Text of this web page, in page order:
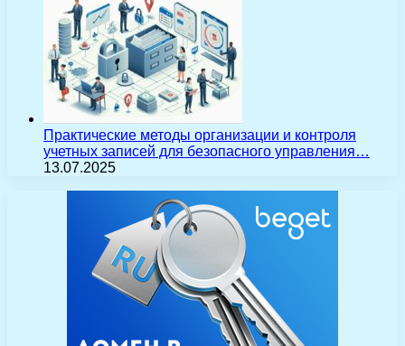
Практические методы организации и контроля
учетных записей для безопасного управления…
13.07.2025